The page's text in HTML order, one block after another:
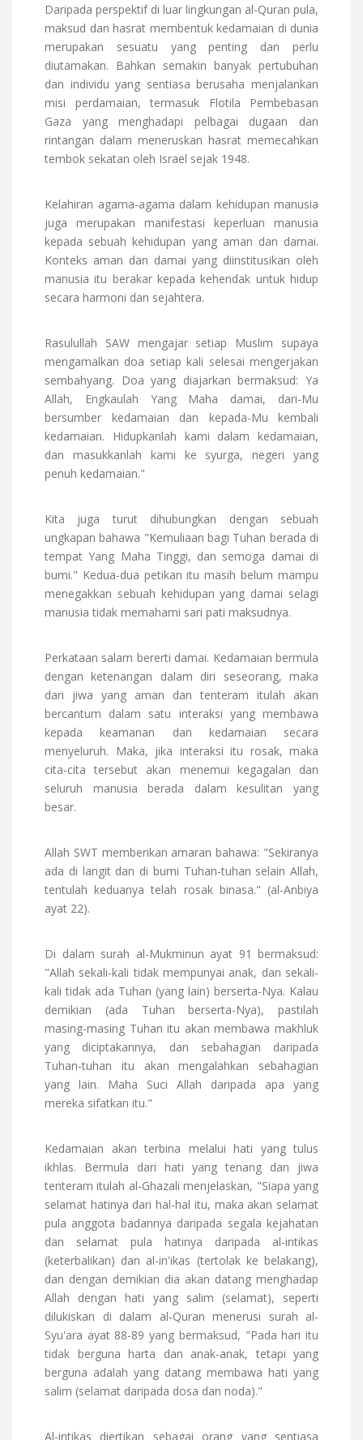
Daripada perspektif di luar lingkungan al-Quran pula,
maksud dan hasrat membentuk kedamaian di dunia
merupakan sesuatu yang penting dan perlu
diutamakan. Bahkan semakin banyak pertubuhan
dan individu yang sentiasa berusaha menjalankan
misi perdamaian, termasuk Flotila Pembebasan
Gaza yang menghadapi pelbagai dugaan dan
rintangan dalam meneruskan hasrat memecahkan
tembok sekatan oleh Israel sejak 1948.
Kelahiran agama-agama dalam kehidupan manusia
juga merupakan manifestasi keperluan manusia
kepada sebuah kehidupan yang aman dan damai.
Konteks aman dan damai yang diinstitusikan oleh
manusia itu berakar kepada kehendak untuk hidup
secara harmoni dan sejahtera.
Rasulullah SAW mengajar setiap Muslim supaya
mengamalkan doa setiap kali selesai mengerjakan
sembahyang. Doa yang diajarkan bermaksud: Ya
Allah, Engkaulah Yang Maha damai, dari-Mu
bersumber kedamaian dan kepada-Mu kembali
kedamaian. Hidupkanlah kami dalam kedamaian,
dan masukkanlah kami ke syurga, negeri yang
penuh kedamaian."
Kita juga turut dihubungkan dengan sebuah
ungkapan bahawa "Kemuliaan bagi Tuhan berada di
tempat Yang Maha Tinggi, dan semoga damai di
bumi." Kedua-dua petikan itu masih belum mampu
menegakkan sebuah kehidupan yang damai selagi
manusia tidak memahami sari pati maksudnya.
Perkataan salam bererti damai. Kedamaian bermula
dengan ketenangan dalam diri seseorang, maka
dari jiwa yang aman dan tenteram itulah akan
bercantum dalam satu interaksi yang membawa
kepada keamanan dan kedamaian secara
menyeluruh. Maka, jika interaksi itu rosak, maka
cita-cita tersebut akan menemui kegagalan dan
seluruh manusia berada dalam kesulitan yang
besar.
Allah SWT memberikan amaran bahawa: "Sekiranya
ada di langit dan di bumi Tuhan-tuhan selain Allah,
tentulah keduanya telah rosak binasa." (al-Anbiya
ayat 22).
Di dalam surah al-Mukminun ayat 91 bermaksud:
"Allah sekali-kali tidak mempunyai anak, dan sekali-
kali tidak ada Tuhan (yang lain) berserta-Nya. Kalau
demikian (ada Tuhan berserta-Nya), pastilah
masing-masing Tuhan itu akan membawa makhluk
yang diciptakannya, dan sebahagian daripada
Tuhan-tuhan itu akan mengalahkan sebahagian
yang lain. Maha Suci Allah daripada apa yang
mereka sifatkan itu."
Kedamaian akan terbina melalui hati yang tulus
ikhlas. Bermula dari hati yang tenang dan jiwa
tenteram itulah al-Ghazali menjelaskan, "Siapa yang
selamat hatinya dari hal-hal itu, maka akan selamat
pula anggota badannya daripada segala kejahatan
dan selamat pula hatinya daripada al-intikas
(keterbalikan) dan al-in'ikas (tertolak ke belakang),
dan dengan demikian dia akan datang menghadap
Allah dengan hati yang salim (selamat), seperti
dilukiskan di dalam al-Quran menerusi surah al-
Syu'ara ayat 88-89 yang bermaksud, "Pada hari itu
tidak berguna harta dan anak-anak, tetapi yang
berguna adalah yang datang membawa hati yang
salim (selamat daripada dosa dan noda)."
Al-intikas diertikan sebagai orang yang sentiasa